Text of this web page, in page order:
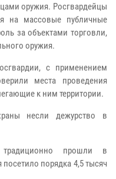
оружия. Росгвардейцы
на массовые публичные
за объектами торговли,
оружия.
с применением
места проведения
к ним территории.
несли дежурство в
традиционно прошли в
порядка 4,5 тысяч